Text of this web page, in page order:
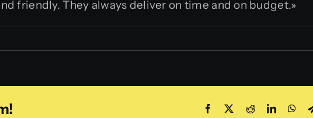
friendly. They always deliver on time and on budget.»
Facebook RedditLinkedIn